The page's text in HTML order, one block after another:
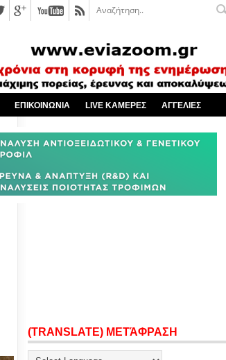
ΕΠΙΚΟΙΝΩΝΙΑ LIVE ΚΑΜΕΡΕΣ ΑΓΓΕΛΙΕΣ
(TRANSLATE) ΜΕΤΆΦΡΑΣΗ